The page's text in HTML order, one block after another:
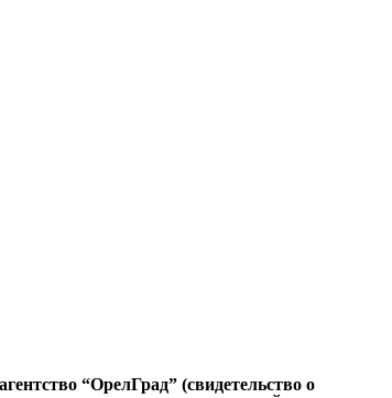
“ОрелГрад” (свидетельство о